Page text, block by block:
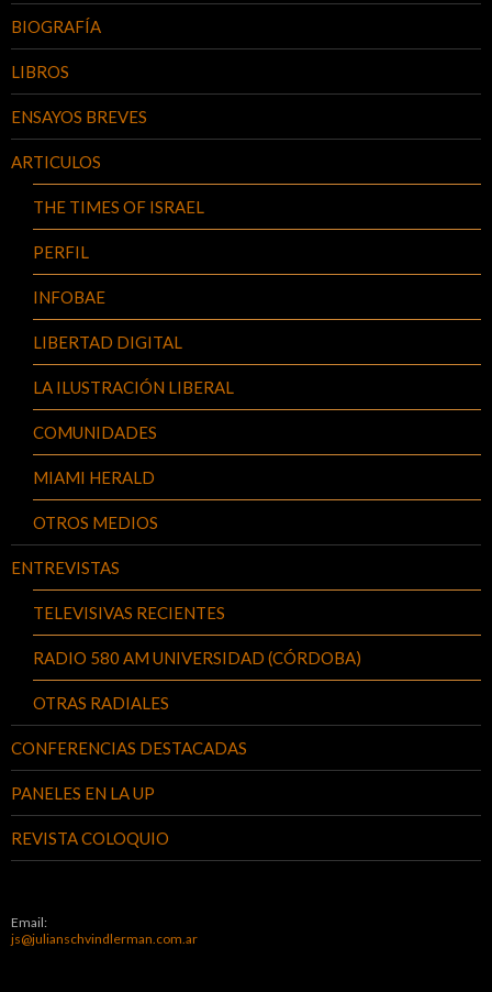
BIOGRAFÍA
LIBROS
ENSAYOS BREVES
ARTICULOS
THE TIMES OF ISRAEL
PERFIL
INFOBAE
LIBERTAD DIGITAL
LA ILUSTRACIÓN LIBERAL
COMUNIDADES
MIAMI HERALD
OTROS MEDIOS
ENTREVISTAS
TELEVISIVAS RECIENTES
RADIO 580 AM UNIVERSIDAD (CÓRDOBA)
OTRAS RADIALES
CONFERENCIAS DESTACADAS
PANELES EN LA UP
REVISTA COLOQUIO
Email:
js@julianschvindlerman.com.ar